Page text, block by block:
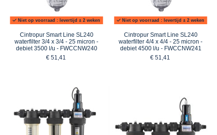
Niet op voorraad : levertijd ± 2 weken
Cintropur Smart Line SL240
waterfilter 3/4 x 3/4 - 25 micron -
debiet 3500 l/u - FWCCNW240
€ 51,41
Niet op voorraad : levertijd ± 2 weken
Cintropur Smart Line SL240
waterfilter 4/4 x 4/4 - 25 micron -
debiet 4500 l/u - FWCCNW241
€ 51,41